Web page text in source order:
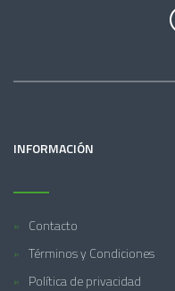
INFORMACIÓN
Contacto
Términos y Condiciones
Política de privacidad